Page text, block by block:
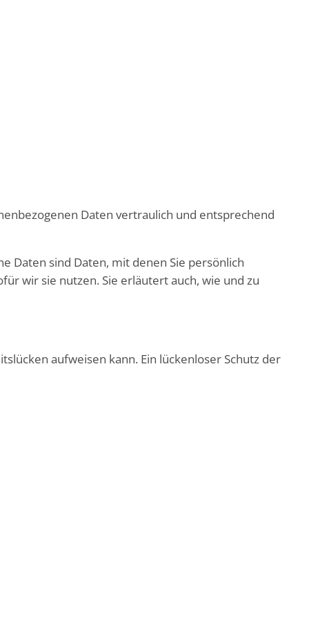
Daten vertraulich und entsprechend
Daten sind Daten, mit denen Sie persönlich
wir sie nutzen. Sie erläutert auch, wie und zu
aufweisen kann. Ein lückenloser Schutz der